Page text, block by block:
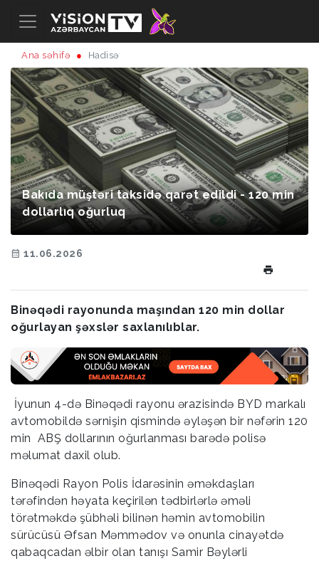
Ana səhifə Hadisə
Bakıda müştəri taksidə qarət edildi - 120 min
dollarlıq oğurluq
11.06.2026
Binəqədi rayonunda maşından 120 min dollar
oğurlayan şəxslər saxlanılıblar.
İyunun 4-də Binəqədi rayonu ərazisində BYD markalı
avtomobildə sərnişin qismində əyləşən bir nəfərin 120
min ABŞ dollarının oğurlanması barədə polisə
məlumat daxil olub.
Binəqədi Rayon Polis İdarəsinin əməkdaşları
tərəfindən həyata keçirilən tədbirlərlə əməli
törətməkdə şübhəli bilinən həmin avtomobilin
sürücüsü Əfsan Məmmədov və onunla cinayətdə
qabaqcadan əlbir olan tanışı Samir Bəylərli